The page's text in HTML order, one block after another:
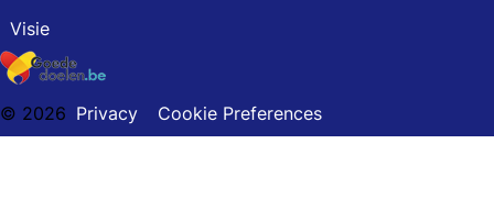
Visie
© 2026 Privacy Cookie Preferences